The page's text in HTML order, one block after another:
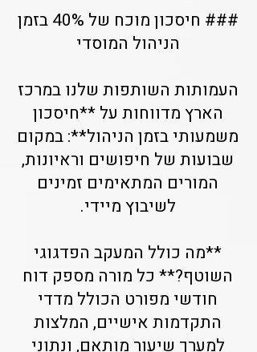
### חיסכון מוכח של 40% בזמן
הניהול המוסדי
העמותות השותפות שלנו במרכז
הארץ מדווחות על **חיסכון
משמעותי בזמן הניהול**: במקום
שבועות של חיפושים וראיונות,
המורים המתאימים זמינים
לשיבוץ מיידי.
**מה כולל המעקב הפדגוגי
השוטף?** כל מורה מספק דוח
חודשי מפורט הכולל מדדי
התקדמות אישיים, המלצות
למערך שיעור מותאם, ונתוני